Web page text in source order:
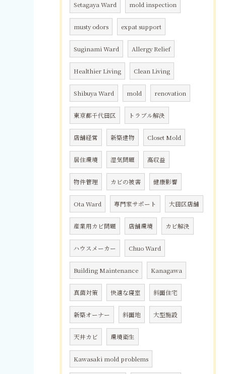
Setagaya Ward mold inspection
musty odors expat support
Suginami Ward Allergy Relief
Healthier Living Clean Living
Shibuya Ward mold renovation
東京都千代田区 トラブル解決
店舗経営 新築建物 Closet Mold
居住環境 湿気問題 高収益
物件管理 カビの被害 健康影響
Ota Ward 専門家サポート 大田区店舗
産業用カビ問題 店舗環境 カビ解決
ハウスメーカー Chuo Ward
Building Maintenance Kanagawa
真菌対策 快適な寝室 斜面住宅
新築オーナー 斜面地 大型施設
天井カビ 環境衛生
Kawasaki mold problems